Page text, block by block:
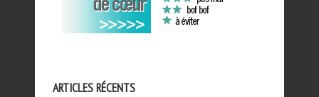
ARTICLES RÉCENTS